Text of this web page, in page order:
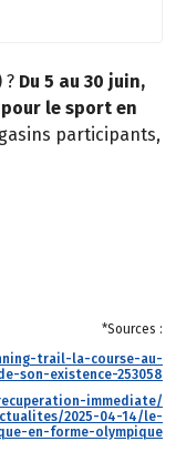
? Du 5 au 30 juin,
le sport en
participants,
*Sources :
trail-la-course-au-
son-existence-253058
immediate/
2025-04-14/le-
en-forme-olympique